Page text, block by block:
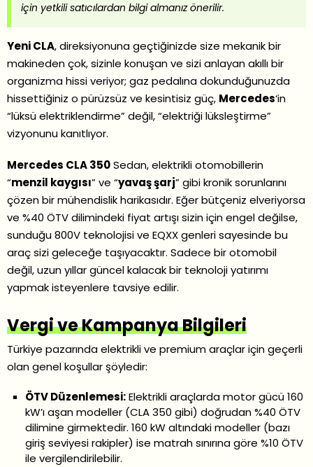
için yetkili satıcılardan bilgi almanız önerilir.
Yeni CLA, direksiyonuna geçtiğinizde size mekanik bir
makineden çok, sizinle konuşan ve sizi anlayan akıllı bir
organizma hissi veriyor; gaz pedalına dokunduğunuzda
hissettiğiniz o pürüzsüz ve kesintisiz güç, Mercedes‘in
“lüksü elektriklendirme” değil, “elektriği lüksleştirme”
vizyonunu kanıtlıyor.
Mercedes CLA 350Sedan, elektrikli otomobillerin
“menzil kaygısı” ve “yavaş şarj” gibi kronik sorunlarını
çözen bir mühendislik harikasıdır. Eğer bütçeniz elveriyorsa
ve %40 ÖTV dilimindeki fiyat artışı sizin için engel değilse,
sunduğu 800V teknolojisi ve EQXX genleri sayesinde bu
araç sizi geleceğe taşıyacaktır. Sadece bir otomobil
değil, uzun yıllar güncel kalacak bir teknoloji yatırımı
yapmak isteyenlere tavsiye edilir.
Vergi ve Kampanya Bilgileri
Türkiye pazarında elektrikli ve premium araçlar için geçerli
olan genel koşullar şöyledir:
ÖTV Düzenlemesi:Elektrikli araçlarda motor gücü 160
kW’ı aşan modeller (CLA 350 gibi) doğrudan %40 ÖTV
dilimine girmektedir. 160 kW altındaki modeller (bazı
giriş seviyesi rakipler) ise matrah sınırına göre %10 ÖTV
ile vergilendirilebilir.